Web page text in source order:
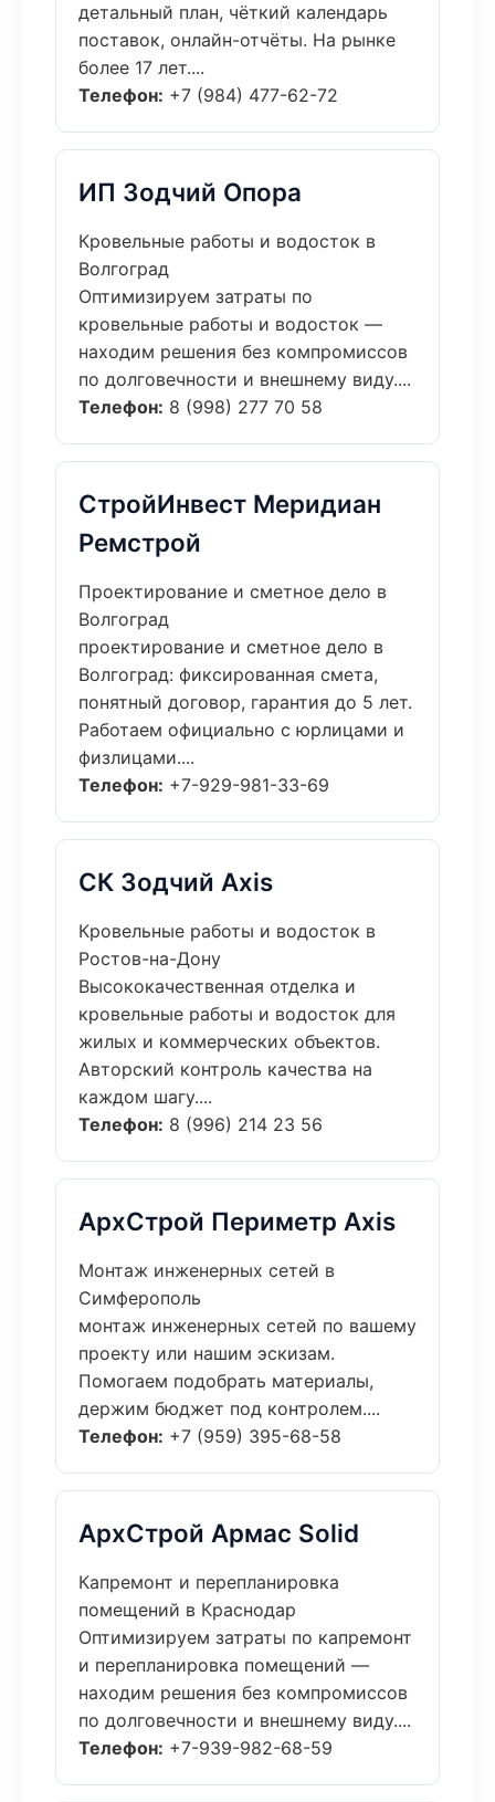
детальный план, чёткий календарь
поставок, онлайн-отчёты. На рынке
более 17 лет....
Телефон: +7 (984) 477-62-72
ИП Зодчий Опора
Кровельные работы и водосток в
Волгоград
Оптимизируем затраты по
кровельные работы и водосток —
находим решения без компромиссов
по долговечности и внешнему виду....
Телефон: 8 (998) 277 70 58
СтройИнвест Меридиан
Ремстрой
Проектирование и сметное дело в
Волгоград
проектирование и сметное дело в
Волгоград: фиксированная смета,
понятный договор, гарантия до 5 лет.
Работаем официально с юрлицами и
физлицами....
Телефон: +7-929-981-33-69
СК Зодчий Axis
Кровельные работы и водосток в
Ростов-на-Дону
Высококачественная отделка и
кровельные работы и водосток для
жилых и коммерческих объектов.
Авторский контроль качества на
каждом шагу....
Телефон: 8 (996) 214 23 56
АрхСтрой Периметр Axis
Монтаж инженерных сетей в
Симферополь
монтаж инженерных сетей по вашему
проекту или нашим эскизам.
Помогаем подобрать материалы,
держим бюджет под контролем....
Телефон: +7 (959) 395-68-58
АрхСтрой Армас Solid
Капремонт и перепланировка
помещений в Краснодар
Оптимизируем затраты по капремонт
и перепланировка помещений —
находим решения без компромиссов
по долговечности и внешнему виду....
Телефон: +7-939-982-68-59